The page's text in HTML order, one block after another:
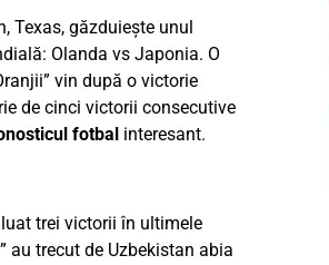
Texas, găzduiește unul
Olanda vs Japonia. O
vin după o victorie
de cinci victorii consecutive
fotbal interesant.
trei victorii în ultimele
au trecut de Uzbekistan abia